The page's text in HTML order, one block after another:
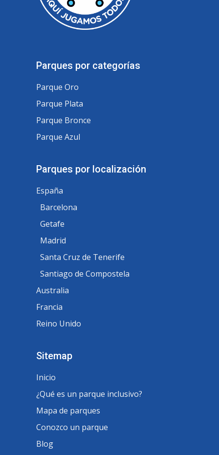
Parques por categorías
Parque Oro
Parque Plata
Parque Bronce
Parque Azul
Parques por localización
España
Barcelona
Getafe
Madrid
Santa Cruz de Tenerife
Santiago de Compostela
Australia
Francia
Reino Unido
Sitemap
Inicio
¿Qué es un parque inclusivo?
Mapa de parques
Conozco un parque
Blog